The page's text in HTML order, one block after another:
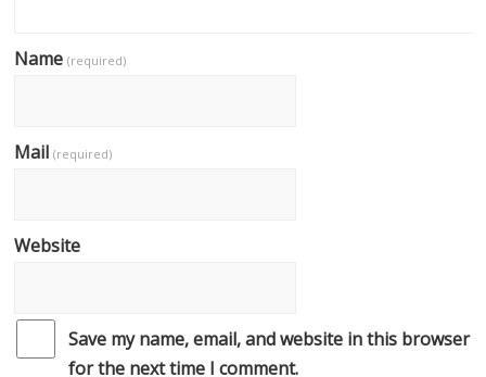
Name(required)
Mail(required)
Website
Save my name, email, and website in this browser
for the next time I comment.